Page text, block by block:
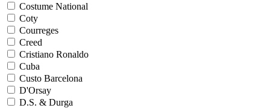
Costume National
Coty
Courreges
Creed
Cristiano Ronaldo
Cuba
Custo Barcelona
D'Orsay
D.S. & Durga